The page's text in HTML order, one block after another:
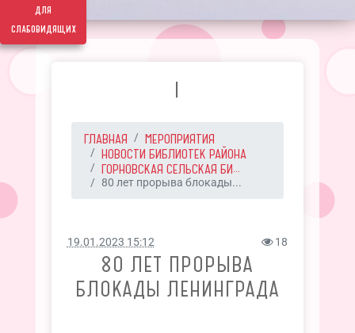
для
слабовидящих
I
ГЛАВНАЯ
МЕРОПРИЯТИЯ
НОВОСТИ БИБЛИОТЕК РАЙОНА
ГОРНОВСКАЯ СЕЛЬСКАЯ БИ...
80 лет прорыва блокады...
19.01.2023 15:12 18
80 ЛЕТ ПРОРЫВА
БЛОКАДЫ ЛЕНИНГРАДА